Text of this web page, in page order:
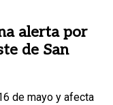
alerta por
de San
de mayo y afecta